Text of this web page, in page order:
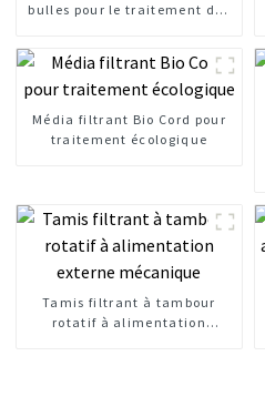
bulles pour le traitement des
Média filtrant Bio Cord pour
traitement écologique
Tamis filtrant à tambour
rotatif à alimentation